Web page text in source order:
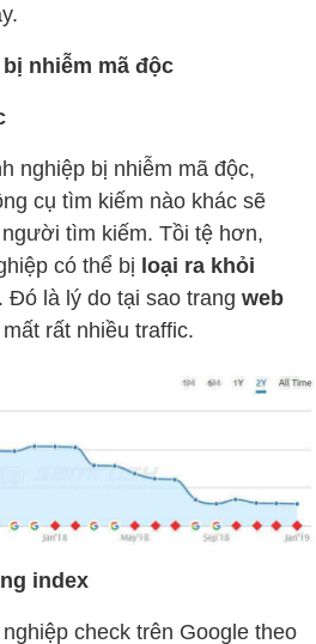
nhiễm mã độc
nghiệp bị nhiễm mã độc,
cụ tìm kiếm nào khác sẽ
tìm kiếm. Tồi tệ hơn,
có thể bị loại ra khỏi
. Đó là lý do tại sao trang web
mất rất nhiều traffic.
index
check trên Google theo